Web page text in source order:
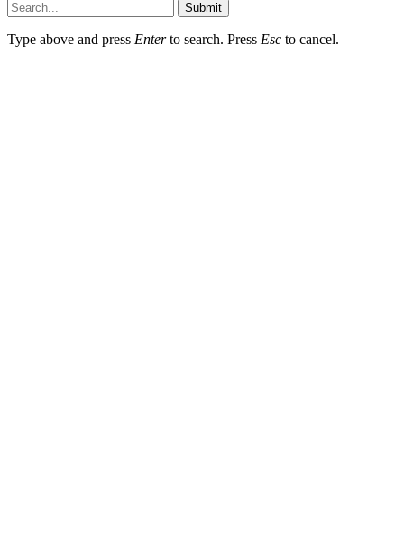
Submit
Type above and press Enterto search. Press Esc to cancel.